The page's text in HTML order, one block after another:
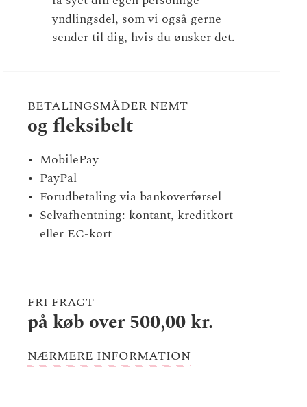
yndlingsdel, som vi også gerne
sender til dig, hvis du ønsker det.
BETALINGSMÅDER NEMT
og fleksibelt
MobilePay
PayPal
Forudbetaling via bankoverførsel
Selvafhentning: kontant, kreditkort
eller EC-kort
FRI FRAGT
på køb over 500,00 kr.
NÆRMERE INFORMATION